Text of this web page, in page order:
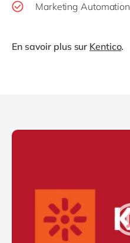
Marketing Automation
En savoir plus sur Kentico.